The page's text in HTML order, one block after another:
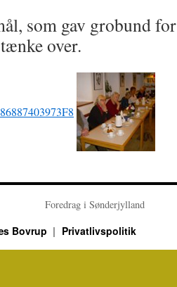
som gav grobund
over.
Foredrag i Sønderjylland
Bovrup Privatlivspolitik